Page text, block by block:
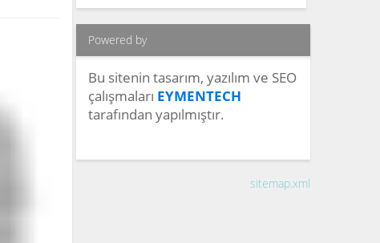
Powered by
Bu sitenin tasarım, yazılım ve SEO
çalışmaları EYMENTECH
tarafından yapılmıştır.
sitemap.xml